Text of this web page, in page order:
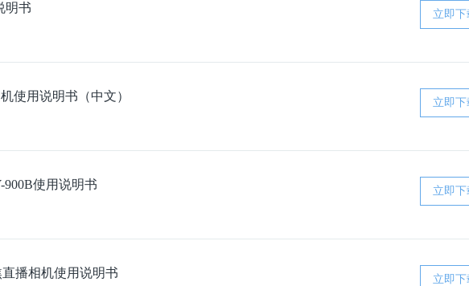
立即下
明书
立即下
使用说明书（中文）
立即下
900B使用说明书
立即下
播相机使用说明书